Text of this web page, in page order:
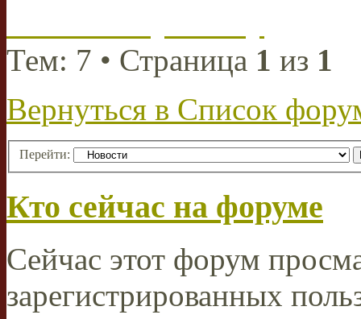
Тем: 7 • Страница 1 из 1
Вернуться в Список
Перейти:
Кто сейчас на форуме
Сейчас этот форум
зарегистрированных